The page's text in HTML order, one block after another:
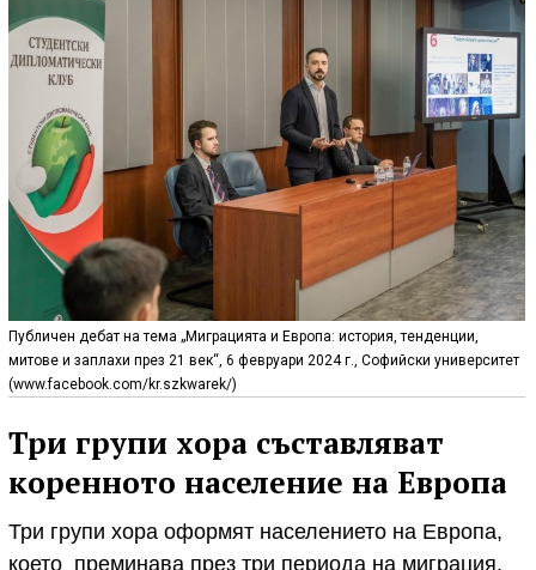
Публичен дебат на тема „Миграцията и Европа: история, тенденции,
митове и заплахи през 21 век“, 6 февруари 2024 г., Софийски университет
(www.facebook.com/kr.szkwarek/)
Три групи хора съставляват
коренното население на Европа
Три групи хора оформят населението на Европа,
което преминава през три периода на миграция.